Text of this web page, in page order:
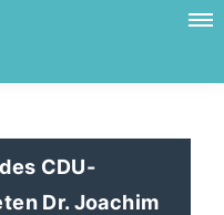
CDU-
Dr. Joachim